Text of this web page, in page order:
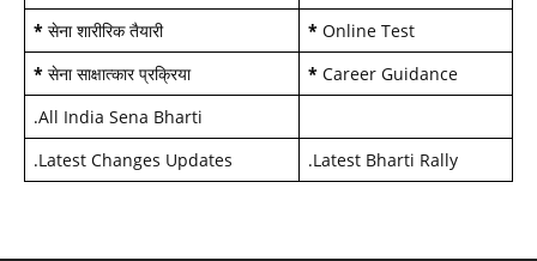
* सेना शारीरिक तैयारी * Online Test
* सेना साक्षात्कार प्रक्रिया * Career Guidance
.All India Sena Bharti
.Latest Changes Updates .Latest Bharti Rally